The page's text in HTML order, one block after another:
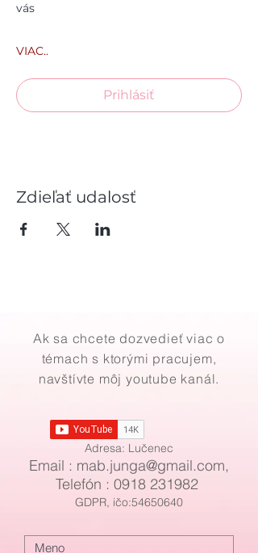
vás
VIAC..
Prihlásiť
Zdieľať udalosť
Ak sa chcete dozvedieť viac o
témach s ktorými pracujem,
navštívte môj youtube kanál.
Adresa: Lučenec
Email : mab.junga@gmail.com,
Telefón : 0918 231982
GDPR, ičo:54650640